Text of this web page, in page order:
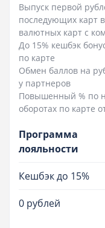
Выпуск первой
последующих карт
валютных карт с
До 15% кешбэк
по карте
Обмен баллов на
у партнеров
Повышенный % по
оборотах по карте
Программа
лояльности
Кешбэк до 15%
0 рублей